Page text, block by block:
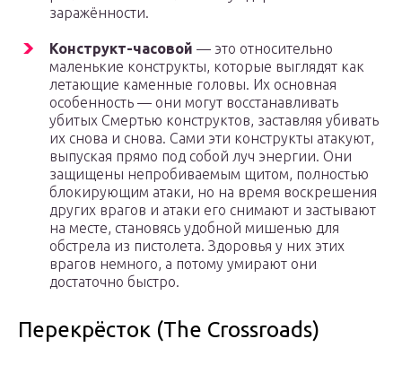
заражённости.
Конструкт-часовой — это относительно
маленькие конструкты, которые выглядят как
летающие каменные головы. Их основная
особенность — они могут восстанавливать
убитых Смертью конструктов, заставляя убивать
их снова и снова. Сами эти конструкты атакуют,
выпуская прямо под собой луч энергии. Они
защищены непробиваемым щитом, полностью
блокирующим атаки, но на время воскрешения
других врагов и атаки его снимают и застывают
на месте, становясь удобной мишенью для
обстрела из пистолета. Здоровья у них этих
врагов немного, а потому умирают они
достаточно быстро.
Перекрёсток (The Crossroads)